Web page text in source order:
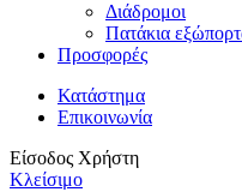
Διάδρομοι
Πατάκια
Προσφορές
Κατάστημα
Επικοινωνία
Είσοδος Χρήστη
Κλείσιμο